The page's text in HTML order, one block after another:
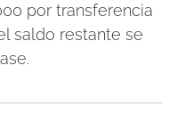
por transferencia
saldo restante se